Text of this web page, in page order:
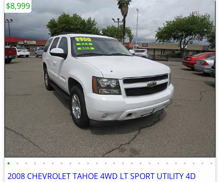
• • • • • • • • • • • • • • • • • • • • • • • •
2008 CHEVROLET TAHOE 4WD LT SPORT UTILITY 4D
$8,999